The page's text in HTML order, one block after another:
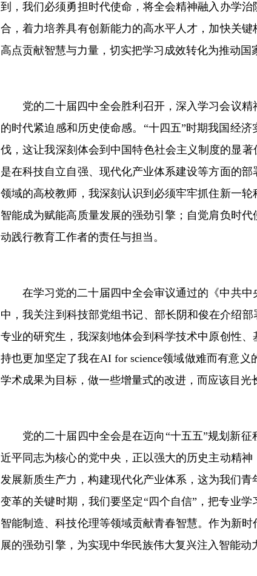
到，我们必须勇担时代使命，将全会精神融入办学
合，着力培养具有创新能力的高水平人才，加快关
高点贡献智慧与力量，切实把学习成效转化为推动国
党的二十届四中全会胜利召开，深入学习会议
的时代紧迫感和历史使命感。“十四五”时期我国经
伐，这让我深刻体会到中国特色社会主义制度的显
是在科技自立自强、现代化产业体系建设等方面的
领域的高校教师，我深刻认识到必须牢牢抓住新一
智能成为赋能高质量发展的强劲引擎；自觉肩负时
动践行教育工作者的责任与担当。
在学习党的二十届四中全会审议通过的《中共
中，我关注到科技部党组书记、部长阴和俊在介绍
专业的研究生，我深刻地体会到科学技术中原创性
持也更加坚定了我在AI for science领域做难而有意
学术成果为目标，做一些增量式的改进，而应该目光
党的二十届四中全会是在迈向“十五五”规划新
近平同志为核心的党中央，正以强大的历史主动精
发展新质生产力，构建现代化产业体系，这为我们
变革的关键时期，我们要坚定“四个自信”，把专业
智能制造、科技伦理等领域贡献青春智慧。作为新
展的强劲引擎，为实现中华民族伟大复兴注入智能动